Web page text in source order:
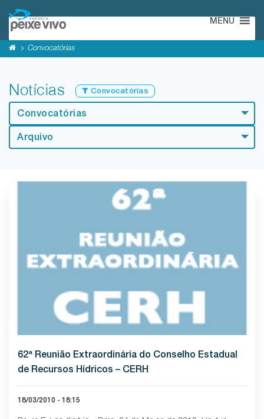
MENU
Convocatórias
Notícias Convocatórias
Convocatórias
Arquivo
62ª Reunião Extraordinária do Conselho Estadual
de Recursos Hídricos – CERH
18/03/2010 - 18:15